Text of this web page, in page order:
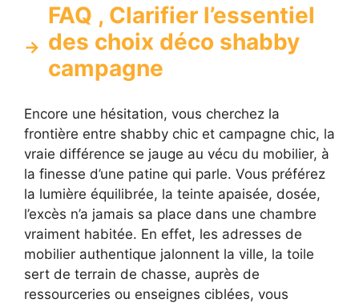
FAQ , Clarifier l’essentiel
des choix déco shabby
campagne
Encore une hésitation, vous cherchez la
frontière entre shabby chic et campagne chic, la
vraie différence se jauge au vécu du mobilier, à
la finesse d’une patine qui parle. Vous préférez
la lumière équilibrée, la teinte apaisée, dosée,
l’excès n’a jamais sa place dans une chambre
vraiment habitée. En effet, les adresses de
mobilier authentique jalonnent la ville, la toile
sert de terrain de chasse, auprès de
ressourceries ou enseignes ciblées, vous